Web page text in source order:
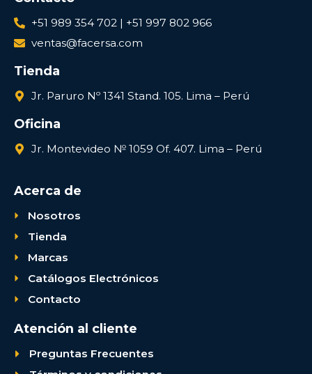
+51 989 354 702 | +51 997 802 966
ventas@facersa.com
Tienda
Jr. Paruro Nº 1341 Stand. 105. Lima – Perú
Oficina
Jr. Montevideo № 1059 Of. 407. Lima – Perú
Acerca de
Nosotros
Tienda
Marcas
Catálogos Electrónicos
Contacto
Atención al cliente
Preguntas Frecuentes